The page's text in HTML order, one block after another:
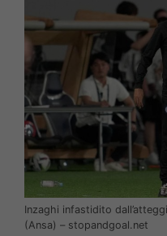
Inzaghi infastidito
(Ansa) – stopandgoal.net